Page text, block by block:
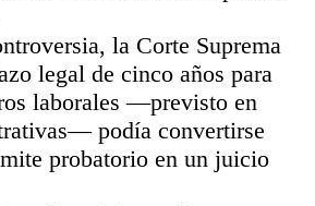
la Corte Suprema
legal de cinco años para
laborales —previsto en
podía convertirse
probatorio en un juicio